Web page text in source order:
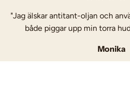
"Jag älskar antitant-oljan och
både piggar upp min torra
Monika